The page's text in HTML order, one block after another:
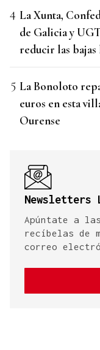
La Xunta,
de Galicia y
reducir las
La Bonoloto
euros en esta
Ourense
Newsletters
Apúntate a
recíbelas de
correo